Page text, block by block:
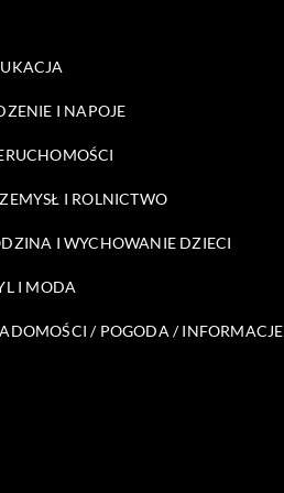
I NAPOJE
I ROLNICTWO
I WYCHOWANIE DZIECI
I MODA
/ POGODA / INFORMACJE